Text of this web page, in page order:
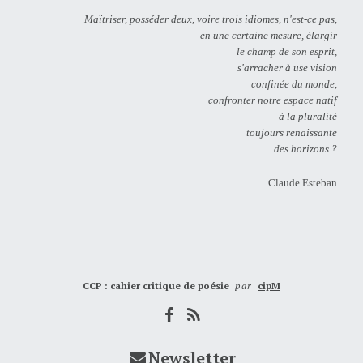
Maïtriser, posséder deux, voire trois idiomes, n'est-ce pas,
en une certaine mesure, élargir
le champ de son esprit,
s'arracher à use vision
confinée du monde,
confronter notre espace natif
à la pluralité
toujours renaissante
des horizons ?
Claude Esteban
CCP : cahier critique de poésie par cipM
Newsletter